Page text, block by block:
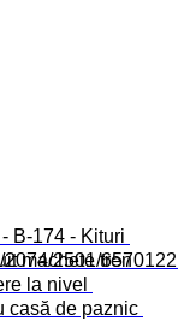
2074/2501/
B-174 - Kituri
machete tren
la nivel
casă de paznic